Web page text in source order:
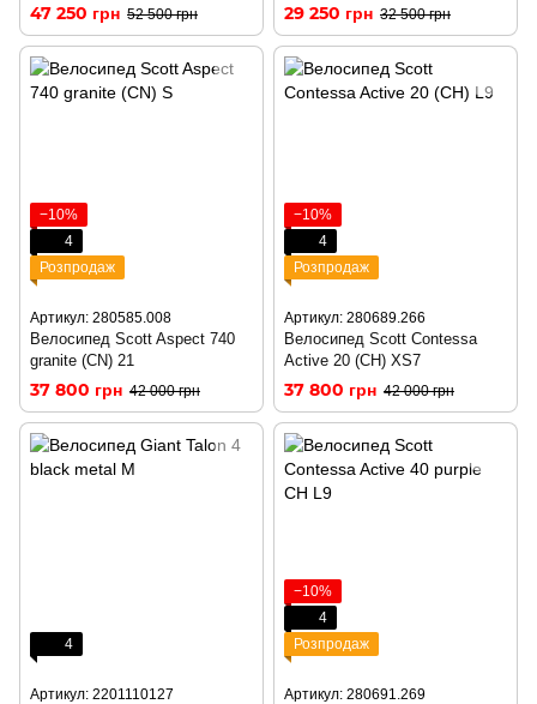
47 250 грн 52 500 грн 29 250 грн 32 500 грн
−10%
4
Розпродаж
Артикул: 280585.008
Велосипед Scott Aspect 740
granite (CN) 21
37 800 грн 42 000 грн
−10%
4
Розпродаж
Артикул: 280689.266
Велосипед Scott Contessa
Active 20 (CH) XS7
37 800 грн 42 000 грн
4
Артикул: 2201110127
−10%
4
Розпродаж
Артикул: 280691.269